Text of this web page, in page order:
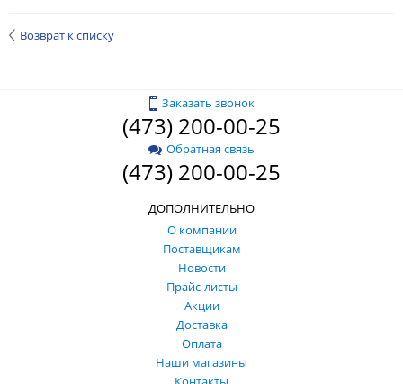
Возврат к списку
Заказать звонок
(473) 200-00-25
Обратная связь
(473) 200-00-25
ДОПОЛНИТЕЛЬНО
О компании
Поставщикам
Новости
Прайс-листы
Акции
Доставка
Оплата
Наши магазины